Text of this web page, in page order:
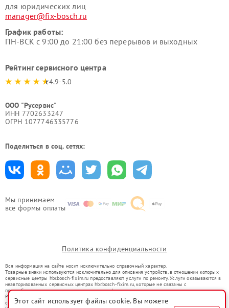
Мы принимаем
все формы оплаты
для юридических лиц
manager@fix-bosch.ru
График работы:
ПН-ВСК с 9:00 до 21:00 без перерывов и выходных
Рейтинг сервисного центра
4.9-5.0
ООО "Русервис"
ИНН 7702633247
ОГРН 1077746335776
Поделиться в соц. сетях:
Политика конфиденциальности
Вся информация на сайте носит исключительно справочный характер.
Товарные знаки используются исключительно для описания устройств, в отношении которых
сервисные центры hbr.bosch-fixim.ru предоставляют услуги по ремонту. Услуги оказываются в
неавторизованных сервисных центрах hbr.bosch-fixim.ru, которые не связаны с
правообладателями товарных знаков или их официальными представителями.
Ремонт осуществляется для устройств, уже введенных в гражданский оборот в соответствии
со статьей 1487 ГК РФ.
Этот сайт использует файлы cookie. Вы можете